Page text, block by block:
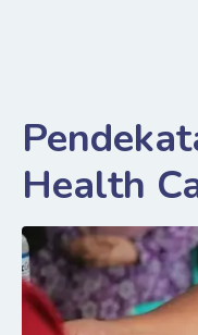
Health